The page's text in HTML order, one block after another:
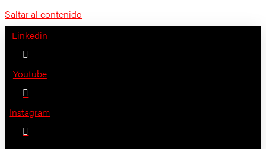
Saltar al contenido
Linkedin
Youtube
Instagram